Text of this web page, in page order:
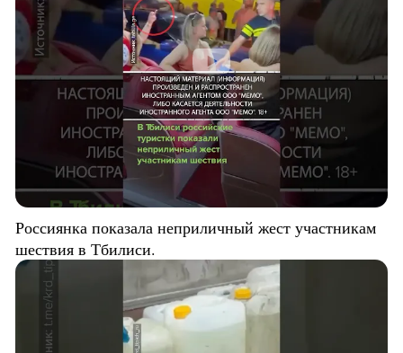
Россиянка показала неприличный жест участникам
шествия в Тбилиси.